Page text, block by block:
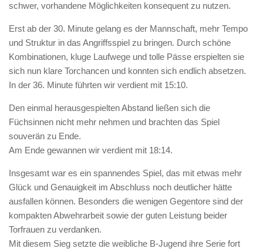
schwer, vorhandene Möglichkeiten konsequent zu nutzen.
Erst ab der 30. Minute gelang es der Mannschaft, mehr Tempo
und Struktur in das Angriffsspiel zu bringen. Durch schöne
Kombinationen, kluge Laufwege und tolle Pässe erspielten sie
sich nun klare Torchancen und konnten sich endlich absetzen.
In der 36. Minute führten wir verdient mit 15:10.
Den einmal herausgespielten Abstand ließen sich die
Füchsinnen nicht mehr nehmen und brachten das Spiel
souverän zu Ende.
Am Ende gewannen wir verdient mit 18:14.
Insgesamt war es ein spannendes Spiel, das mit etwas mehr
Glück und Genauigkeit im Abschluss noch deutlicher hätte
ausfallen können. Besonders die wenigen Gegentore sind der
kompakten Abwehrarbeit sowie der guten Leistung beider
Torfrauen zu verdanken.
Mit diesem Sieg setzte die weibliche B-Jugend ihre Serie fort